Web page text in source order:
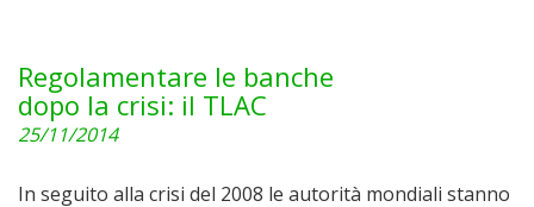
Regolamentare le banche
dopo la crisi: il TLAC
25/11/2014
In seguito alla crisi del 2008 le autorità mondiali stanno